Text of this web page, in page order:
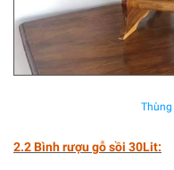
2.2 Bình rượu gỗ sồi 30Lit: